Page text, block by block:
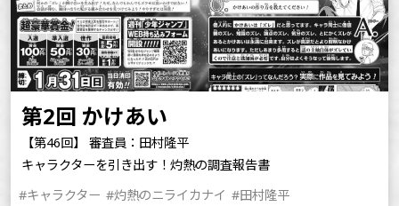
第2回 かけあい
【第46回】 審査員：田村隆平
キャラクターを引き出す！灼熱の調査報告書
#キャラクター #灼熱のニライカナイ #田村隆平